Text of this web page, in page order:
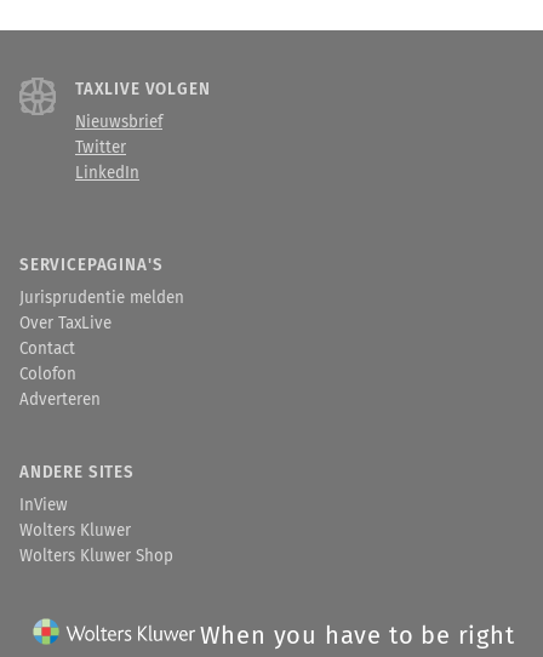
TAXLIVE VOLGEN
Nieuwsbrief
Twitter
LinkedIn
SERVICEPAGINA'S
Jurisprudentie melden
Over TaxLive
Contact
Colofon
Adverteren
ANDERE SITES
InView
Wolters Kluwer
Wolters Kluwer Shop
When you have to be right